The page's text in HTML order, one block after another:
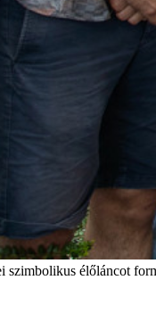
szimbolikus élőláncot